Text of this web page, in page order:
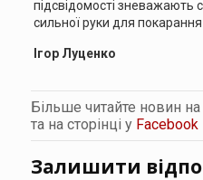
підсвідомості зневажають
сильної руки для покарання
Ігор Луценко
Більше читайте новин
та на сторінці у Facebook
Залишити